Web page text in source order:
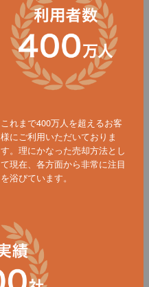
これまで400万人を超えるお客
様にご利用いただいておりま
す。理にかなった売却方法とし
て現在、各方面から非常に注目
を浴びています。